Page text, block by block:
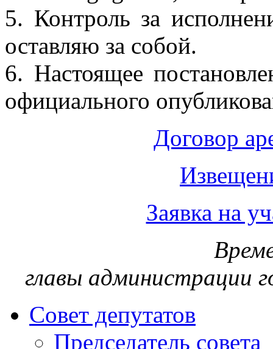
5. Контроль за
оставляю за собой.
6. Настоящее
официального
Договор
Заявка на
главы администрации
Совет депутатов
Председатель совета